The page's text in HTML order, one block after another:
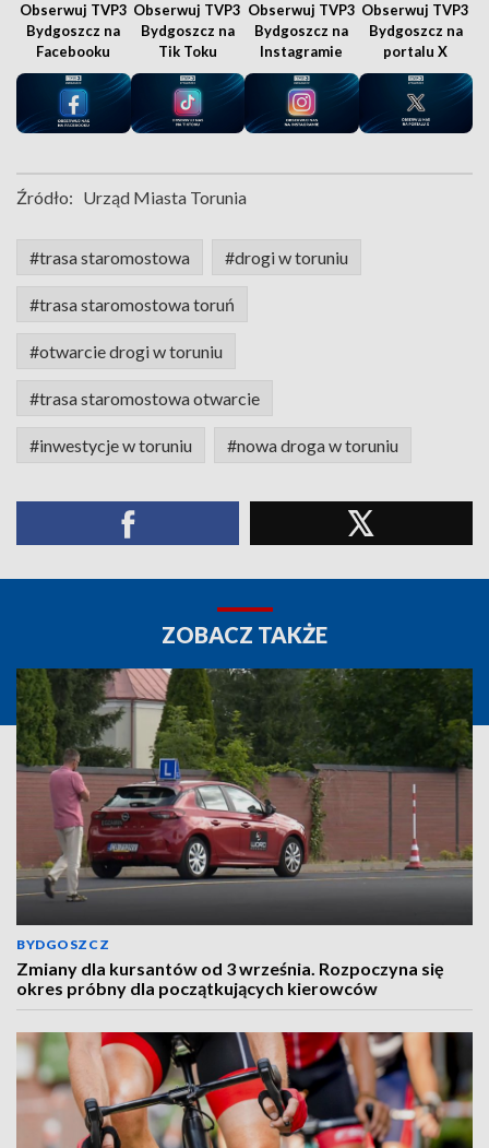
Obserwuj TVP3
Bydgoszcz na
Facebooku
Obserwuj TVP3
Bydgoszcz na
Tik Toku
Obserwuj TVP3
Bydgoszcz na
Instagramie
Obserwuj TVP3
Bydgoszcz na
portalu X
Źródło: Urząd Miasta Torunia
#trasa staromostowa #drogi w toruniu
#trasa staromostowa toruń
#otwarcie drogi w toruniu
#trasa staromostowa otwarcie
#inwestycje w toruniu #nowa droga w toruniu
ZOBACZ TAKŻE
BYDGOSZCZ
Zmiany dla kursantów od 3 września. Rozpoczyna się
okres próbny dla początkujących kierowców